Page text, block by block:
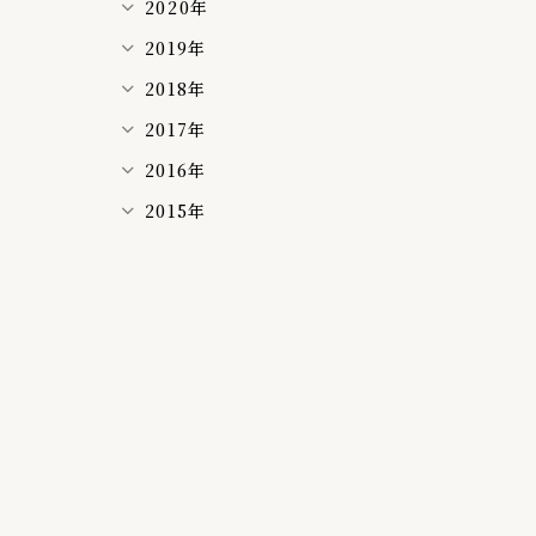
2020年
2019年
2018年
2017年
2016年
2015年